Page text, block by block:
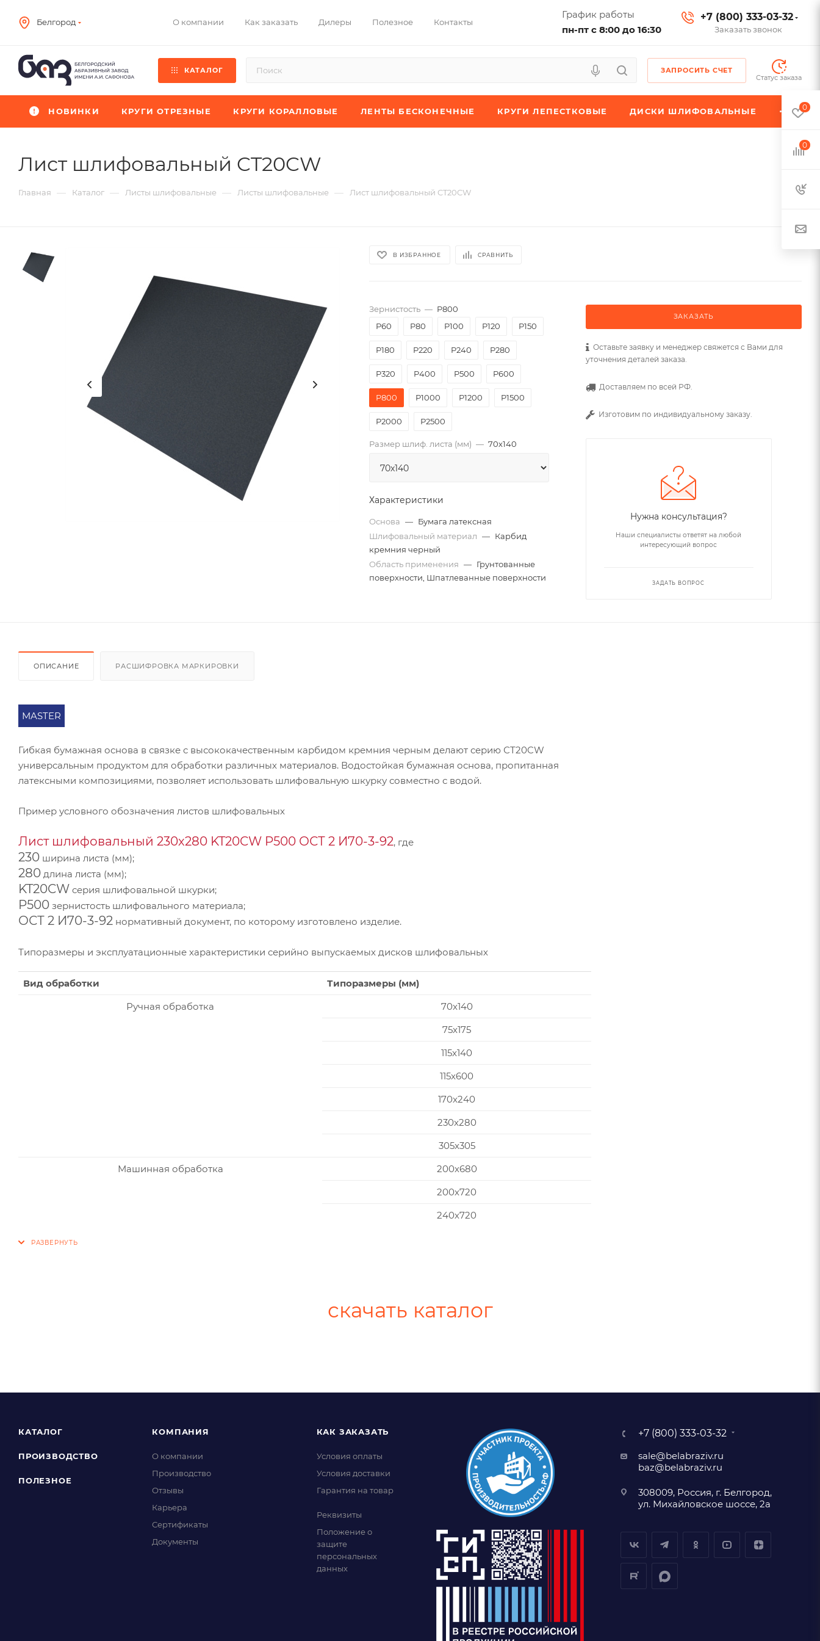
Белгород О компании Как заказать Дилеры Полезное Контакты
График работы
пн-пт с 8:00 до 16:30
+7 (800) 333-03-32
Заказать звонок
КАТАЛОГ
ЗАПРОСИТЬ СЧЕТ
Статус заказа
НОВИНКИ КРУГИ ОТРЕЗНЫЕ КРУГИ КОРАЛЛОВЫЕ ЛЕНТЫ БЕСКОНЕЧНЫЕ КРУГИ ЛЕПЕСТКОВЫЕ ДИСКИ ШЛИФОВАЛЬНЫЕ
Лист шлифовальный CT20CW
Главная — Каталог — Листы шлифовальные — Листы шлифовальные — Лист шлифовальный CT20CW
В ИЗБРАННОЕ СРАВНИТЬ
Зернистость — P800
P60
P80 P100 P120 P150
P180 P220 P240 P280
P320 P400 P500 P600
P800 P1000 P1200 P1500
P2000 Р2500
Размер шлиф. листа (мм) — 70х140
Характеристики
Основа — Бумага латексная
Шлифовальный материал — Карбид
кремния черный
Область применения — Грунтованные
поверхности, Шпатлеванные поверхности
ЗАКАЗАТЬ
Оставьте заявку и менеджер свяжется с Вами для
уточнения деталей заказа.
Доставляем по всей РФ.
Изготовим по индивидуальному заказу.
Нужна консультация?
Наши специалисты ответят на любой
интересующий вопрос
ЗАДАТЬ ВОПРОС
ОПИСАНИЕ РАСШИФРОВКА МАРКИРОВКИ
MASTER
Гибкая бумажная основа в связке с высококачественным карбидом кремния черным делают серию СT20CW
универсальным продуктом для обработки различных материалов. Водостойкая бумажная основа, пропитанная
латексными композициями, позволяет использовать шлифовальную шкурку совместно с водой.
Пример условного обозначения листов шлифовальных
Лист шлифовальный 230х280 KT20CW P500 ОСТ 2 И70-3-92, где
230 ширина листа (мм);
280 длина листа (мм);
KT20CW серия шлифовальной шкурки;
P500 зернистость шлифовального материала;
ОСТ 2 И70-3-92 нормативный документ, по которому изготовлено изделие.
Типоразмеры и эксплуатационные характеристики серийно выпускаемых дисков шлифовальных
Вид обработки
Типоразмеры (мм)
Ручная обработка
70x140
75x175
115x140
115x600
170x240
230x280
305x305
Машинная обработка
200х680
200х720
240х720
скачать каталог
КАТАЛОГ
ПРОИЗВОДСТВО
ПОЛЕЗНОЕ
КОМПАНИЯ
О компании
Производство
Отзывы
Карьера
Сертификаты
Документы
КАК ЗАКАЗАТЬ
Условия оплаты
Условия доставки
Гарантия на товар
Реквизиты
Положение о
защите
персональных
данных
+7 (800) 333-03-32
sale@belabraziv.ru
baz@belabraziv.ru
308009, Россия, г. Белгород,
ул. Михайловское шоссе, 2а
0
0